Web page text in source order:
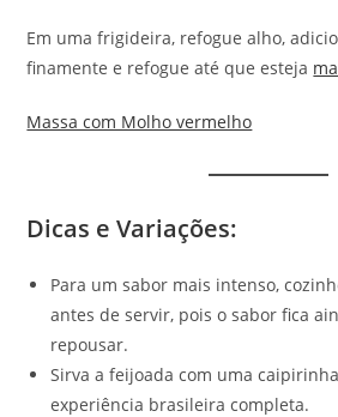
Em uma frigideira, refogue alho,
finamente e refogue até que esteja
Massa com Molho vermelho
Dicas e Variações:
Para um sabor mais intenso,
antes de servir, pois o sabor fica
repousar.
Sirva a feijoada com uma
experiência brasileira completa.